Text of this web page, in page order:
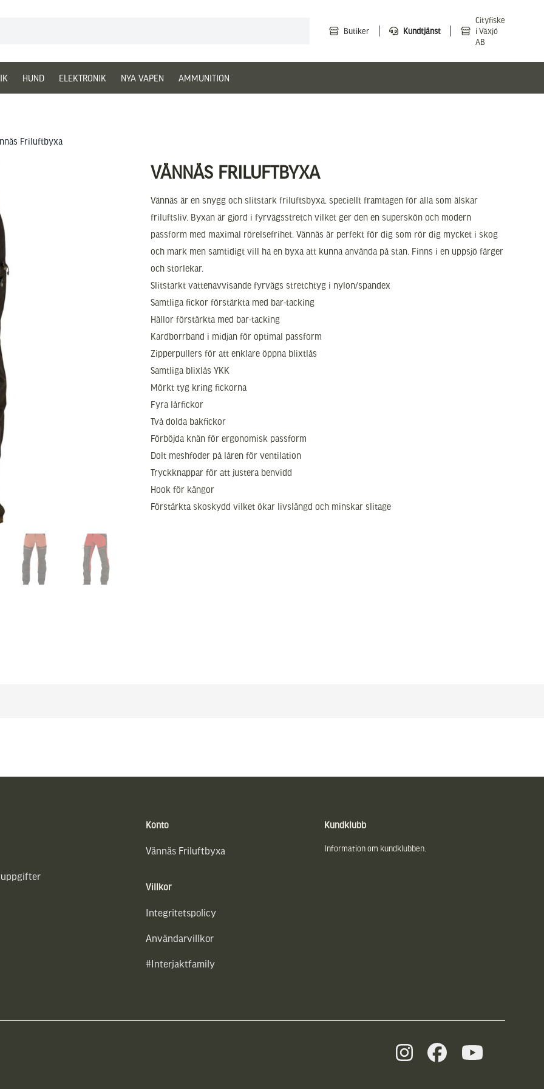
Butiker Kundtjänst
Cityfiske
i Växjö
AB
HUND ELEKTRONIK NYA VAPEN AMMUNITION
Friluftbyxa
VÄNNÄS FRILUFTBYXA
Vännäs är en snygg och slitstark friluftsbyxa, speciellt framtagen för alla som älskar
friluftsliv. Byxan är gjord i fyrvägsstretch vilket ger den en superskön och modern
passform med maximal rörelsefrihet. Vännäs är perfekt för dig som rör dig mycket i skog
och mark men samtidigt vill ha en byxa att kunna använda på stan. Finns i en uppsjö färger
och storlekar.
Slitstarkt vattenavvisande fyrvägs stretchtyg i nylon/spandex
Samtliga fickor förstärkta med bar-tacking
Hällor förstärkta med bar-tacking
Kardborrband i midjan för optimal passform
Zipperpullers för att enklare öppna blixtlås
Samtliga blixlås YKK
Mörkt tyg kring fickorna
Fyra lårfickor
Två dolda bakfickor
Förböjda knän för ergonomisk passform
Dolt meshfoder på låren för ventilation
Tryckknappar för att justera benvidd
Hook för kängor
Förstärkta skoskydd vilket ökar livslängd och minskar slitage
Konto
Vännäs Friluftbyxa
Villkor
Integritetspolicy
Användarvillkor
#Interjaktfamily
Kundklubb
Information om kundklubben.